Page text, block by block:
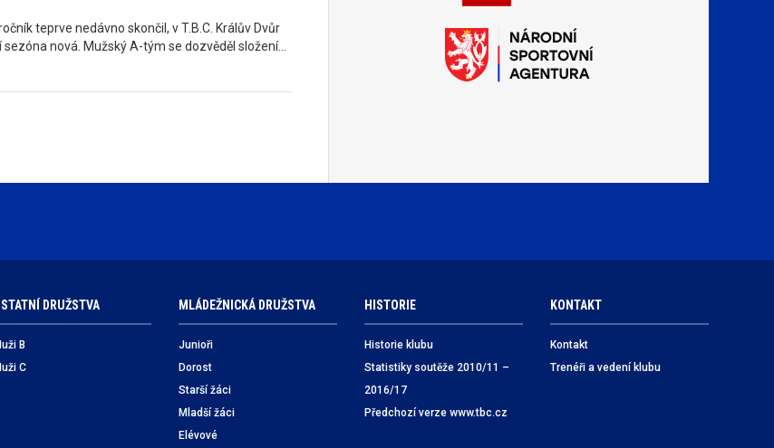
teprve nedávno skončil, v T.B.C. Králův Dvůr
nová. Mužský A-tým se dozvěděl složení…
DRUŽSTVA
B
C
MLÁDEŽNICKÁ DRUŽSTVA
Junioři
Dorost
Starší žáci
Mladší žáci
Elévové
HISTORIE
Historie klubu
Statistiky soutěže 2010/11 –
2016/17
Předchozí verze www.tbc.cz
KONTAKT
Kontakt
Trenéři a vedení klubu